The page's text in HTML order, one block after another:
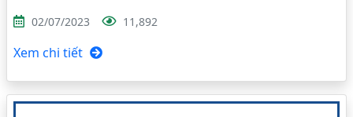
02/07/2023 11,892
Xem chi tiết